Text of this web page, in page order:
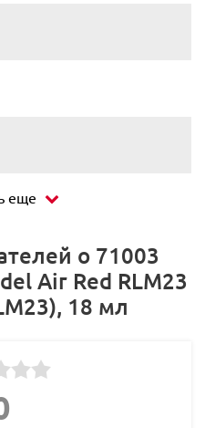
еще
о 71003
Air Red RLM23
18 мл